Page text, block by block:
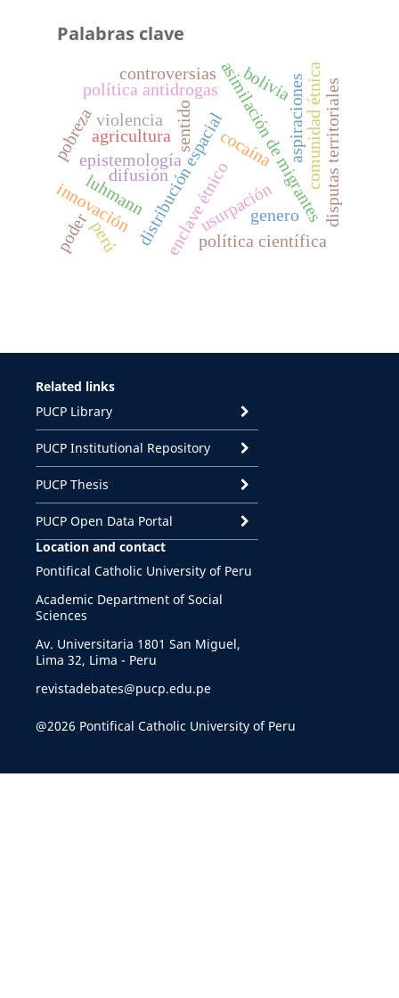
Palabras clave
distribución espacialasimilación de migrantes
enclave étnico
comunidad étnica
epistemología
sentido
luhmann
política antidrogas
cocaína
política científica
difusión
innovación
controversias
violencia
usurpación disputas territoriales
agricultura
pobreza aspiraciones
genero
poderperú
bolivia
Related links
PUCP Library
PUCP Institutional Repository
PUCP Thesis
PUCP Open Data Portal
Location and contact
Pontifical Catholic University of Peru
Academic Department of Social
Sciences
Av. Universitaria 1801 San Miguel,
Lima 32, Lima - Peru
revistadebates@pucp.edu.pe
@2026 Pontifical Catholic University of Peru